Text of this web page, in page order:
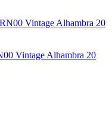
Vintage Alhambra 20